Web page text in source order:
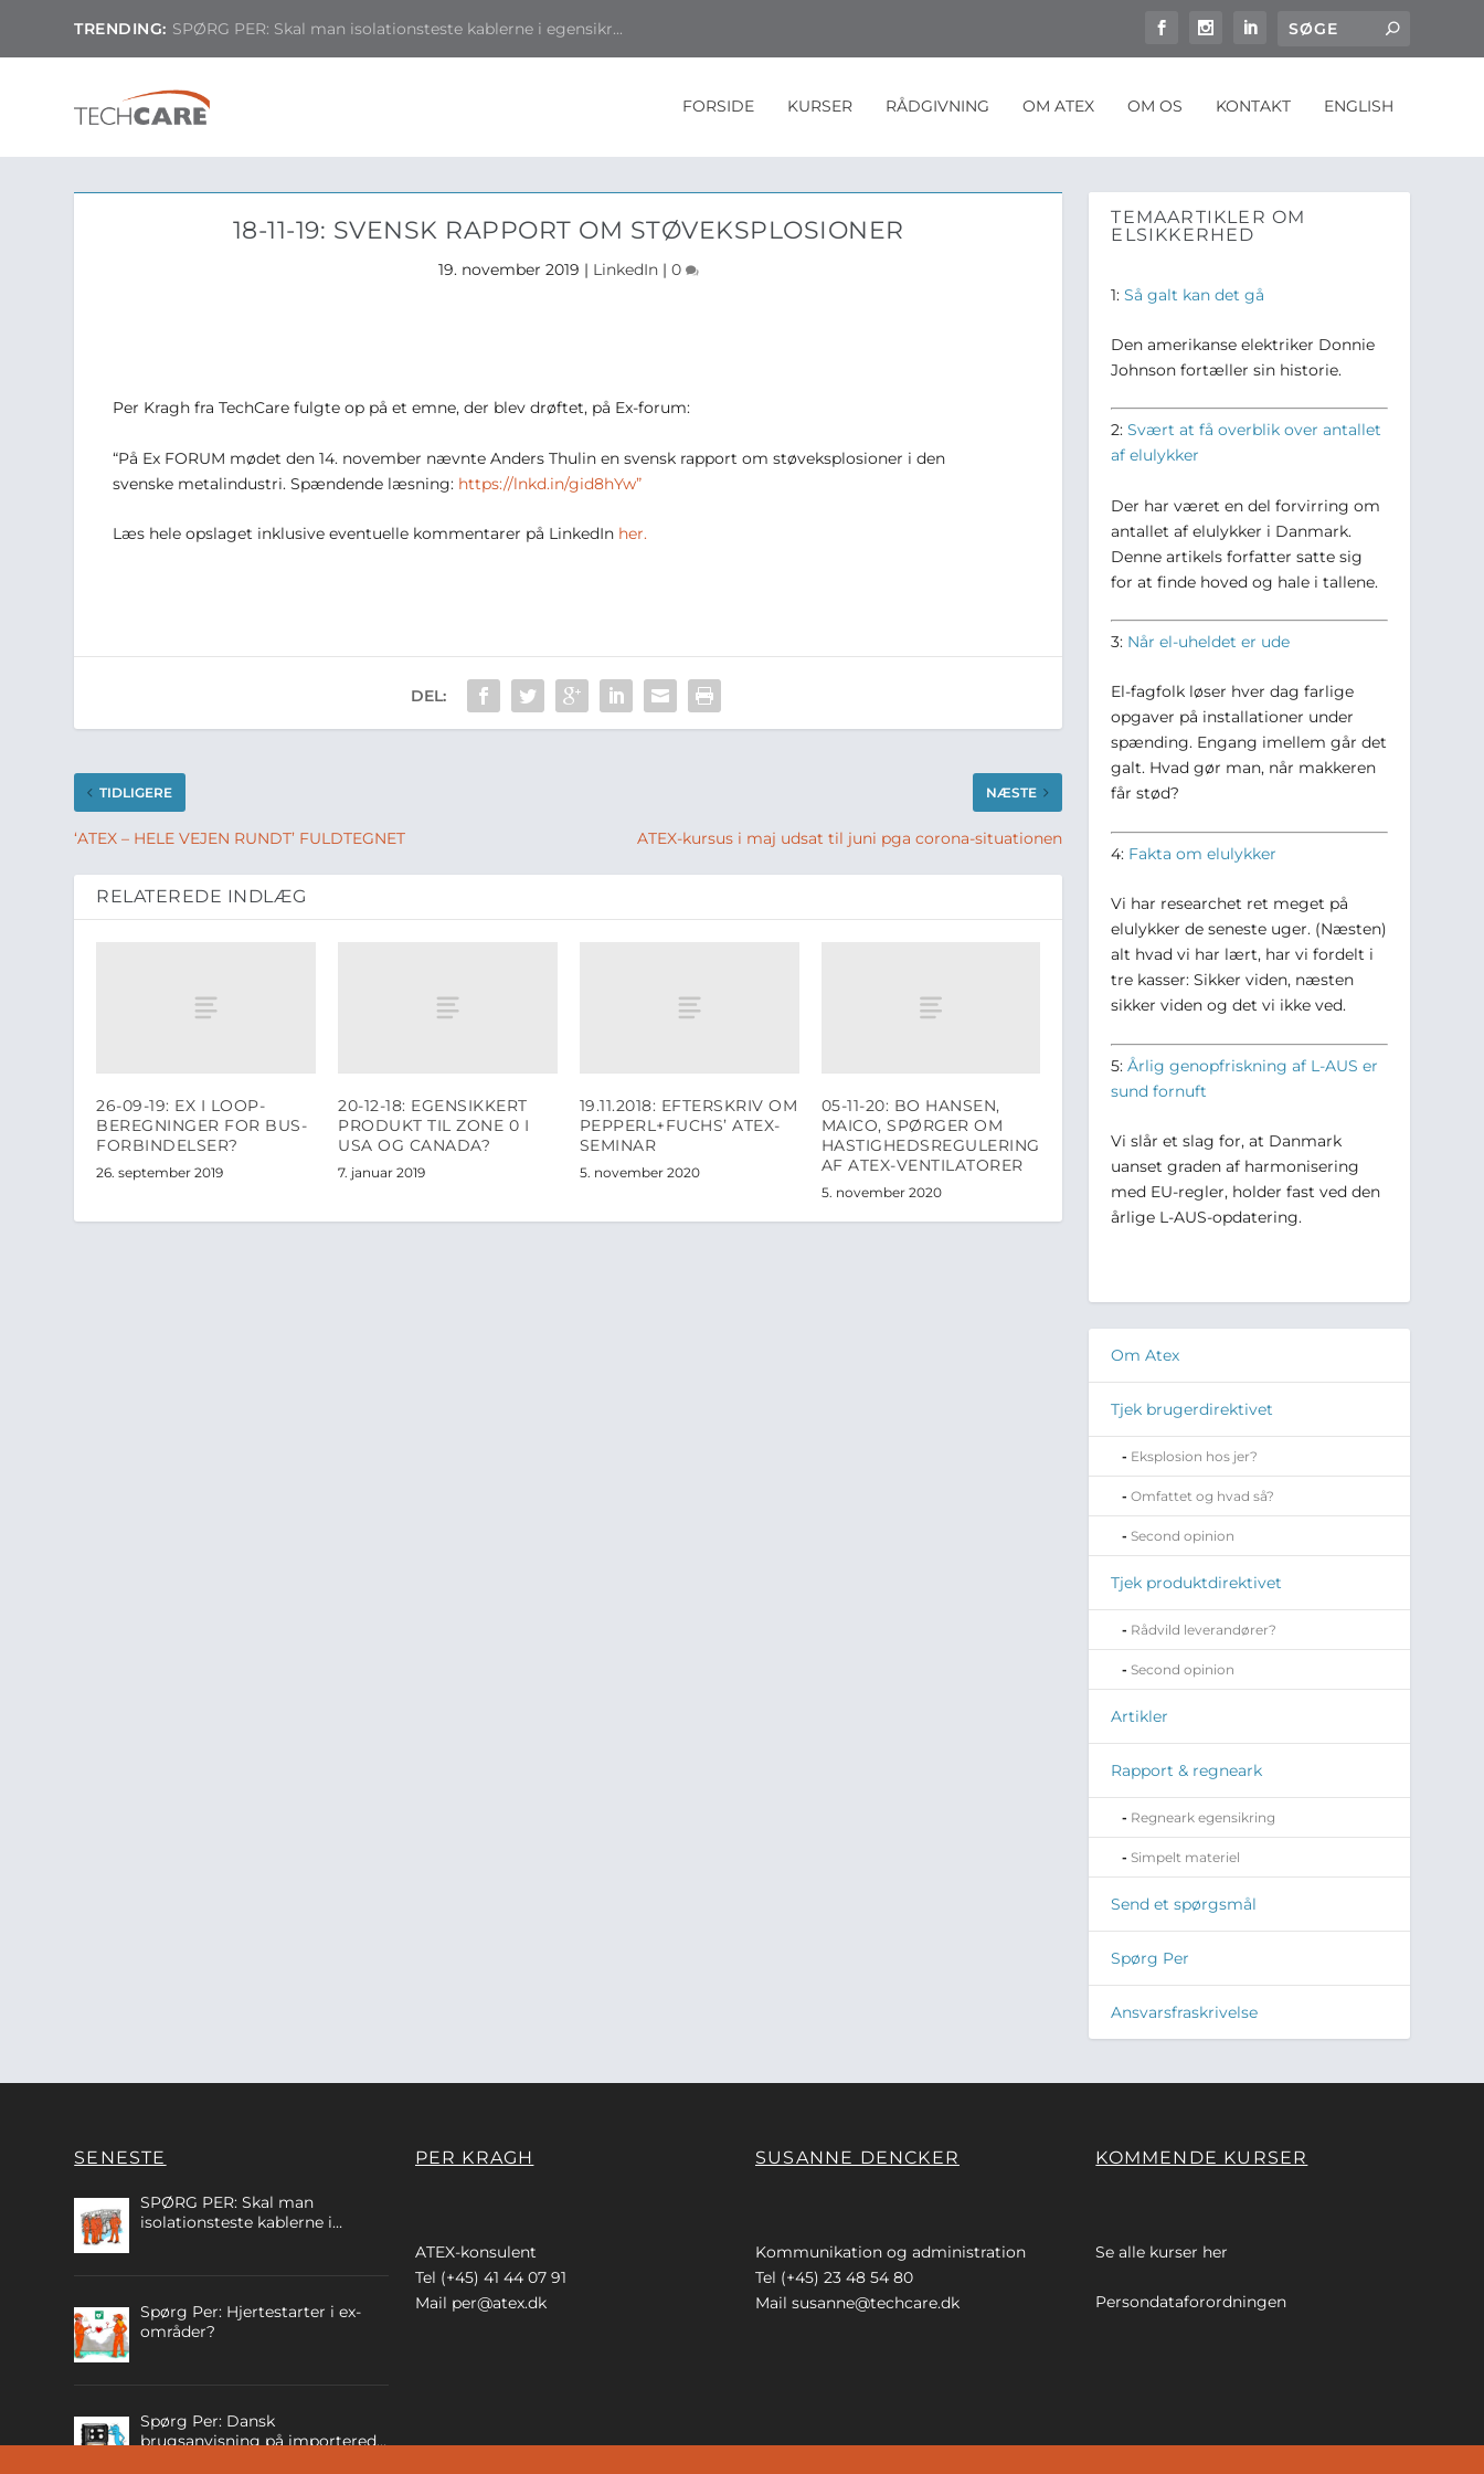
TRENDING: SPØRG PER: Skal man isolationsteste kablerne i egensikr...
FORSIDE KURSER RÅDGIVNING OM ATEX OM OS KONTAKT ENGLISH
18-11-19: SVENSK RAPPORT OM STØVEKSPLOSIONER
19. november 2019 | LinkedIn| 0
Per Kragh fra TechCare fulgte op på et emne, der blev drøftet, på Ex-forum:
“På Ex FORUM mødet den 14. november nævnte Anders Thulin en svensk rapport om støveksplosioner i den
svenske metalindustri. Spændende læsning: https://lnkd.in/gid8hYw”
Læs hele opslaget inklusive eventuelle kommentarer på LinkedIn her.
DEL:
TIDLIGERE
‘ATEX – HELE VEJEN RUNDT’ FULDTEGNET
NÆSTE
ATEX-kursus i maj udsat til juni pga corona-situationen
RELATEREDE INDLÆG
26-09-19: EX I LOOP-
BEREGNINGER FOR BUS-
FORBINDELSER?
26. september 2019
20-12-18: EGENSIKKERT
PRODUKT TIL ZONE 0 I
USA OG CANADA?
7. januar 2019
19.11.2018: EFTERSKRIV OM
PEPPERL+FUCHS’ ATEX-
SEMINAR
5. november 2020
05-11-20: BO HANSEN,
MAICO, SPØRGER OM
HASTIGHEDSREGULERING
AF ATEX-VENTILATORER
5. november 2020
TEMAARTIKLER OM
ELSIKKERHED
1:Så galt kan det gå
Den amerikanse elektriker Donnie
Johnson fortæller sin historie.
2:Svært at få overblik over antallet
af elulykker
Der har været en del forvirring om
antallet af elulykker i Danmark.
Denne artikels forfatter satte sig
for at finde hoved og hale i tallene.
3: Når el-uheldet er ude
El-fagfolk løser hver dag farlige
opgaver på installationer under
spænding. Engang imellem går det
galt. Hvad gør man, når makkeren
får stød?
4: Fakta om elulykker
Vi har researchet ret meget på
elulykker de seneste uger. (Næsten)
alt hvad vi har lært, har vi fordelt i
tre kasser: Sikker viden, næsten
sikker viden og det vi ikke ved.
5:Årlig genopfriskning af L-AUS er
sund fornuft
Vi slår et slag for, at Danmark
uanset graden af harmonisering
med EU-regler, holder fast ved den
årlige L-AUS-opdatering.
Om Atex
Tjek brugerdirektivet
Eksplosion hos jer?
Omfattet og hvad så?
Second opinion
Tjek produktdirektivet
Rådvild leverandører?
Second opinion
Artikler
Rapport & regneark
Regneark egensikring
Simpelt materiel
Send et spørgsmål
Spørg Per
Ansvarsfraskrivelse
SENESTE
SPØRG PER: Skal man
isolationsteste kablerne i
Spørg Per: Hjertestarter i ex-
områder?
Spørg Per: Dansk
brugsanvisning på importerede
PER KRAGH
ATEX-konsulent
Tel (+45) 41 44 07 91
Mail per@atex.dk
SUSANNE DENCKER
Kommunikation og administration
Tel (+45) 23 48 54 80
Mail susanne@techcare.dk
KOMMENDE KURSER
Se alle kurser her
Persondataforordningen